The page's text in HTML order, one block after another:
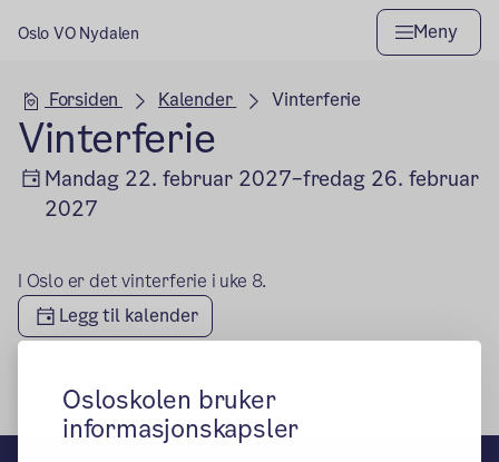
Osloskolen bruker
informasjonskapsler
Oslo VO Nydalen Meny
Hovedseksjon
Forsiden Kalender Vinterferie
Vinterferie
Mandag 22. februar 2027–fredag 26. februar
2027
I Oslo er det vinterferie i uke 8.
Legg til kalender